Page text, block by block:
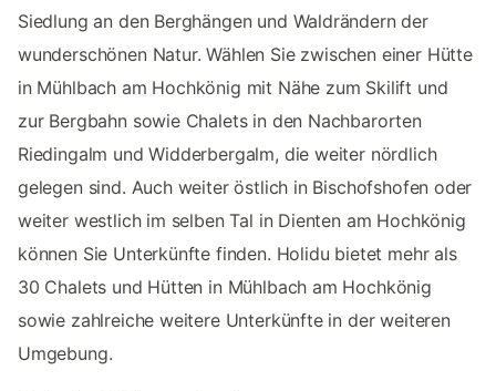
Siedlung an den Berghängen und Waldrändern der
wunderschönen Natur. Wählen Sie zwischen einer Hütte
in Mühlbach am Hochkönig mit Nähe zum Skilift und
zur Bergbahn sowie Chalets in den Nachbarorten
Riedingalm und Widderbergalm, die weiter nördlich
gelegen sind. Auch weiter östlich in Bischofshofen oder
weiter westlich im selben Tal in Dienten am Hochkönig
können Sie Unterkünfte finden. Holidu bietet mehr als
30 Chalets und Hütten in Mühlbach am Hochkönig
sowie zahlreiche weitere Unterkünfte in der weiteren
Umgebung.